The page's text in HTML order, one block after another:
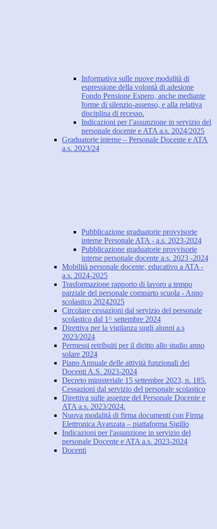
Informativa sulle nuove modalità di
espressione della volontà di adesione
Fondo Pensione Espero, anche mediante
forme di silenzio-assenso, e alla relativa
disciplina di recesso.
Indicazioni per l’assunzione in servizio del
personale docente e ATA a.s. 2024/2025
Graduatorie interne – Personale Docente e ATA
a.s. 2023/24
Pubblicazione graduatorie provvisorie
interne Personale ATA - a.s. 2023-2024
Pubblicazione graduatorie provvisorie
interne personale docente a.s. 2023 -2024
Mobilità personale docente, educativo a ATA -
a.s. 2024-2025
Trasformazione rapporto di lavoro a tempo
parziale del personale comparto scuola - Anno
scolastico 20242025
Circolare cessazioni dal servizio del personale
scolastico dal 1^ settembre 2024
Direttiva per la vigilanza sugli alunni a.s
2023/2024
Permessi retribuiti per il diritto allo studio anno
solare 2024
Piano Annuale delle attività funzionali dei
Docenti A.S. 2023-2024
Decreto ministeriale 15 settembre 2023, n. 185.
Cessazioni dal servizio del personale scolastico
Direttiva sulle assenze del Personale Docente e
ATA a.s. 2023/2024.
Nuova modalità di firma documenti con Firma
Elettronica Avanzata – piattaforma Sigillo
Indicazioni per l'assunzione in servizio del
personale Docente e ATA a.s. 2023-2024
Docenti